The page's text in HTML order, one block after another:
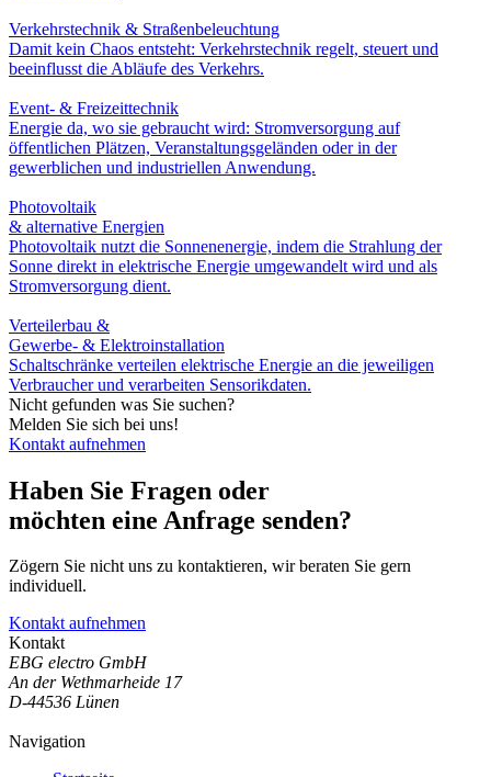
Verkehrstechnik & Straßenbeleuchtung
Damit kein Chaos entsteht: Verkehrstechnik regelt, steuert und
beeinflusst die Abläufe des Verkehrs.
Event- & Freizeittechnik
Energie da, wo sie gebraucht wird: Stromversorgung auf
öffentlichen Plätzen, Veranstaltungsgeländen oder in der
gewerblichen und industriellen Anwendung.
Photovoltaik
& alternative Energien
Photovoltaik nutzt die Sonnenenergie, indem die Strahlung der
Sonne direkt in elektrische Energie umgewandelt wird und als
Stromversorgung dient.
Verteilerbau &
Gewerbe- & Elektroinstallation
Schaltschränke verteilen elektrische Energie an die jeweiligen
Verbraucher und verarbeiten Sensorikdaten.
Nicht gefunden was Sie suchen?
Melden Sie sich bei uns!
Kontakt aufnehmen
Haben Sie Fragen oder
möchten eine Anfrage senden?
Zögern Sie nicht uns zu kontaktieren, wir beraten Sie gern
individuell.
Kontakt aufnehmen
Kontakt
EBG electro GmbH
An der Wethmarheide 17
D-44536 Lünen
Navigation